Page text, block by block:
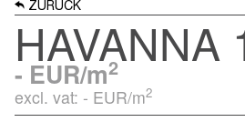
ZURÜCK
HAVANNA
- EUR/m2
excl. vat: - EUR/m2